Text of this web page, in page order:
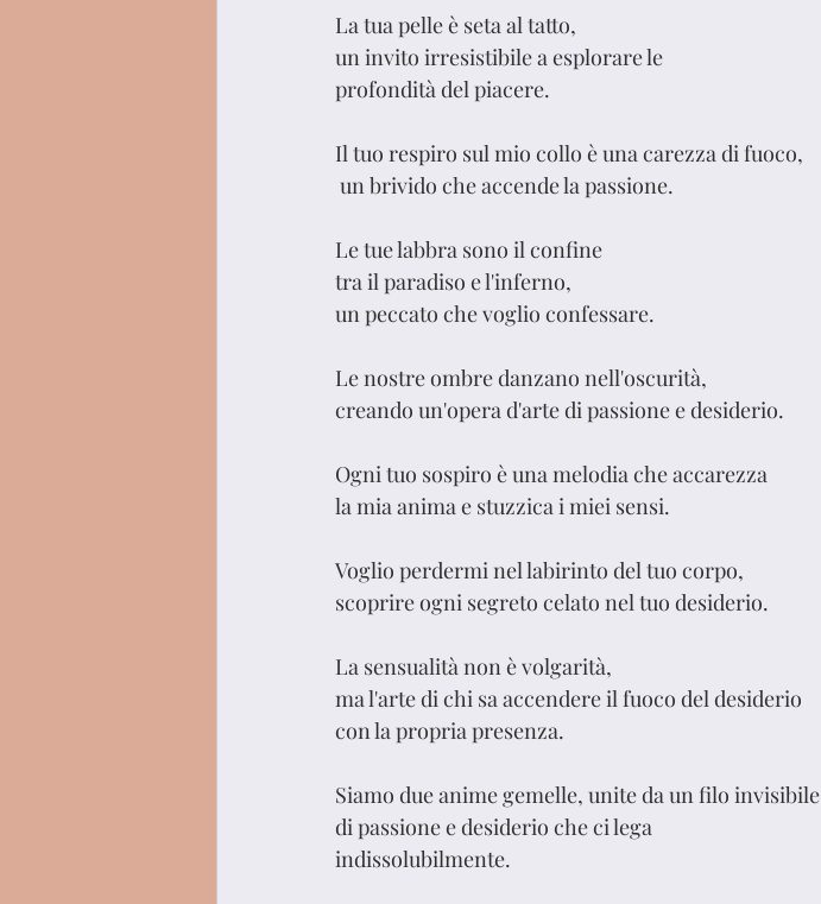
La tua pelle è seta al tatto,
un invito irresistibile a esplorare le
profondità del piacere.
Il tuo respiro sul mio collo è una carezza di fuoco,
un brivido che accende la passione.
Le tue labbra sono il confine
tra il paradiso e l'inferno,
un peccato che voglio confessare.
Le nostre ombre danzano nell'oscurità,
creando un'opera d'arte di passione e desiderio.
Ogni tuo sospiro è una melodia che accarezza
la mia anima e stuzzica i miei sensi.
Voglio perdermi nel labirinto del tuo corpo,
scoprire ogni segreto celato nel tuo desiderio.
La sensualità non è volgarità,
ma l'arte di chi sa accendere il fuoco del desiderio
con la propria presenza.
Siamo due anime gemelle, unite da un filo invisibile
di passione e desiderio che ci lega
indissolubilmente.